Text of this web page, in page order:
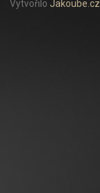
VytvořiloJakoube.cz